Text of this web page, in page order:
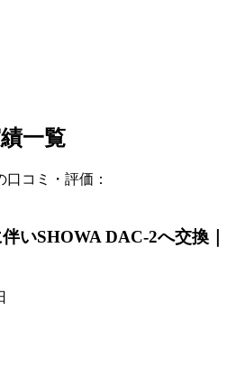
一覧
コミ・評価：
いSHOWA DAC-2へ交換｜